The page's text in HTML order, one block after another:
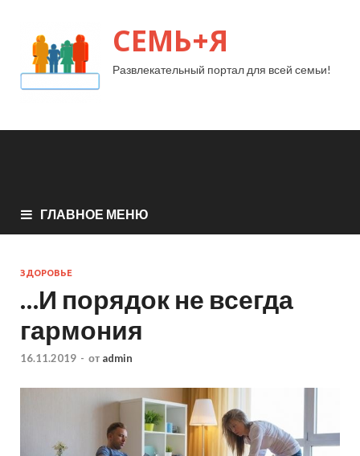
СЕМЬ+Я
Развлекательный портал для всей семьи!
ГЛАВНОЕ МЕНЮ
ЗДОРОВЬЕ
…И порядок не всегда
гармония
16.11.2019 - от admin